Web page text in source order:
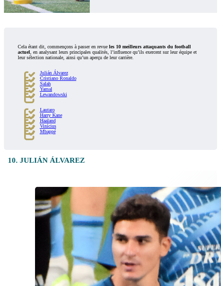
Cela étant dit, commençons à passer en revue les 10 meilleurs attaquants du football
actuel, en analysant leurs principales qualités, l’influence qu’ils exercent sur leur équipe et
leur sélection nationale, ainsi qu’un aperçu de leur carrière.
Julián Álvarez
Cristiano Ronaldo
Salah
Yamal
Lewandowski
Lautaro
Harry Kane
Haaland
Vinícius
Mbappé
10. JULIÁN ÁLVAREZ